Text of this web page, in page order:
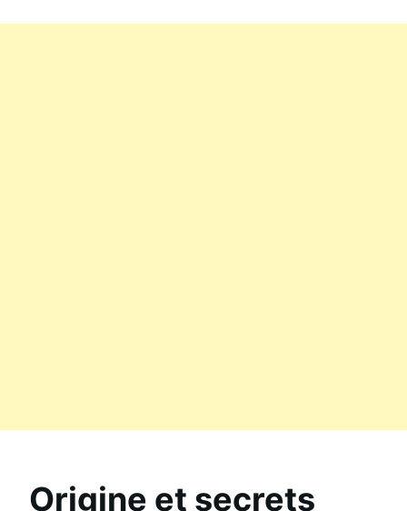
Origine et secrets